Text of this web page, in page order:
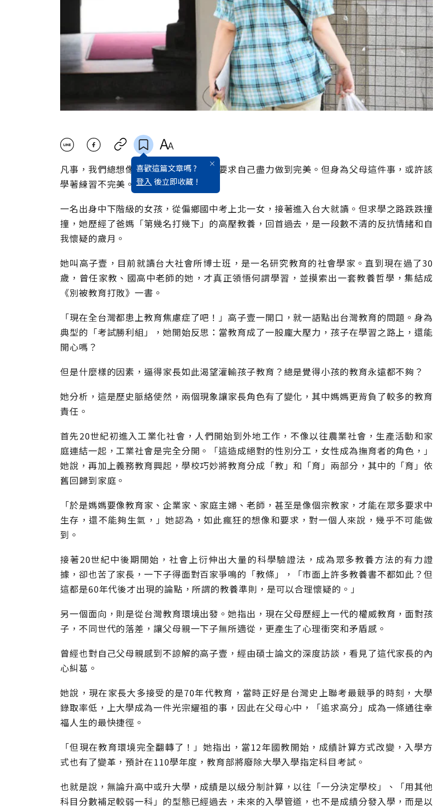
喜歡這篇文章嗎 ?
登入 後立即收藏 !
凡事，我們總想像著最美好的面貌，並要求自己盡力做到完美。但身為父母這件事，或許該
學著練習不完美。
一名出身中下階級的女孩，從偏鄉國中考上北一女，接著進入台大就讀。但求學之路跌跌撞
撞，她歷經了爸媽「第幾名打幾下」的高壓教養，回首過去，是一段數不清的反抗情緒和自
我懷疑的歲月。
她叫高子壹，目前就讀台大社會所博士班，是一名研究教育的社會學家。直到現在過了30
歲，曾任家教、國高中老師的她，才真正領悟何謂學習，並摸索出一套教養哲學，集結成
《別被教育打敗》一書。
「現在全台灣都患上教育焦慮症了吧！」高子壹一開口，就一語點出台灣教育的問題。身為
典型的「考試勝利組」，她開始反思：當教育成了一股龐大壓力，孩子在學習之路上，還能
開心嗎？
但是什麼樣的因素，逼得家長如此渴望灌輸孩子教育？總是覺得小孩的教育永遠都不夠？
她分析，這是歷史脈絡使然，兩個現象讓家長角色有了變化，其中媽媽更背負了較多的教育
責任。
首先20世紀初進入工業化社會，人們開始到外地工作，不像以往農業社會，生產活動和家
庭連結一起，工業社會是完全分開。「這造成絕對的性別分工，女性成為撫育者的角色，」
她說，再加上義務教育興起，學校巧妙將教育分成「教」和「育」兩部分，其中的「育」依
舊回歸到家庭。
「於是媽媽要像教育家、企業家、家庭主婦、老師，甚至是像個宗教家，才能在眾多要求中
生存，還不能夠生氣，」她認為，如此瘋狂的想像和要求，對一個人來說，幾乎不可能做
到。
接著20世紀中後期開始，社會上衍伸出大量的科學驗證法，成為眾多教養方法的有力證
據，卻也苦了家長，一下子得面對百家爭鳴的「教條」，「市面上許多教養書不都如此？但
這都是60年代後才出現的論點，所謂的教養準則，是可以合理懷疑的。」
另一個面向，則是從台灣教育環境出發。她指出，現在父母歷經上一代的權威教育，面對孩
子，不同世代的落差，讓父母親一下子無所適從，更產生了心理衝突和矛盾感。
曾經也對自己父母親感到不諒解的高子壹，經由碩士論文的深度訪談，看見了這代家長的內
心糾葛。
她說，現在家長大多接受的是70年代教育，當時正好是台灣史上聯考最競爭的時刻，大學
錄取率低，上大學成為一件光宗耀祖的事，因此在父母心中，「追求高分」成為一條通往幸
福人生的最快捷徑。
「但現在教育環境完全翻轉了！」她指出，當12年國教開始，成績計算方式改變，入學方
式也有了變革，預計在110學年度，教育部將廢除大學入學指定科目考試。
也就是說，無論升高中或升大學，成績是以級分制計算，以往「一分決定學校」、「用其他
科目分數補足較弱一科」的型態已經過去，未來的入學管道，也不是成績分發入學，而是以